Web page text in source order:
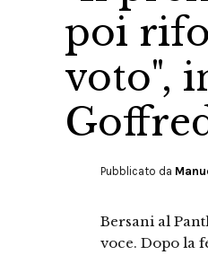
poi
voto",
Pubblicato da
Bersani al
voce. Dopo la